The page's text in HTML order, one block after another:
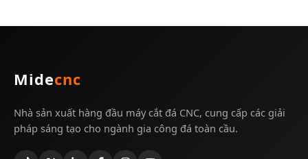
Midecnc
Nhà sản xuất hàng đầu máy cắt đá CNC, cung cấp các giải
pháp sáng tạo cho ngành gia công đá toàn cầu.